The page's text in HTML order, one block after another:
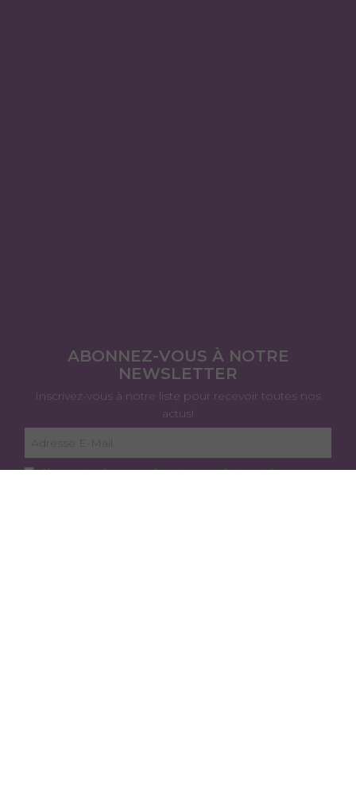
ABONNEZ-VOUS À NOTRE
NEWSLETTER
Inscrivez-vous à notre liste pour recevoir toutes nos
actus!
J’accepte de recevoir cette newsletter et je peux